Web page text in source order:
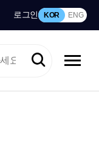
로그인 KOR ENG